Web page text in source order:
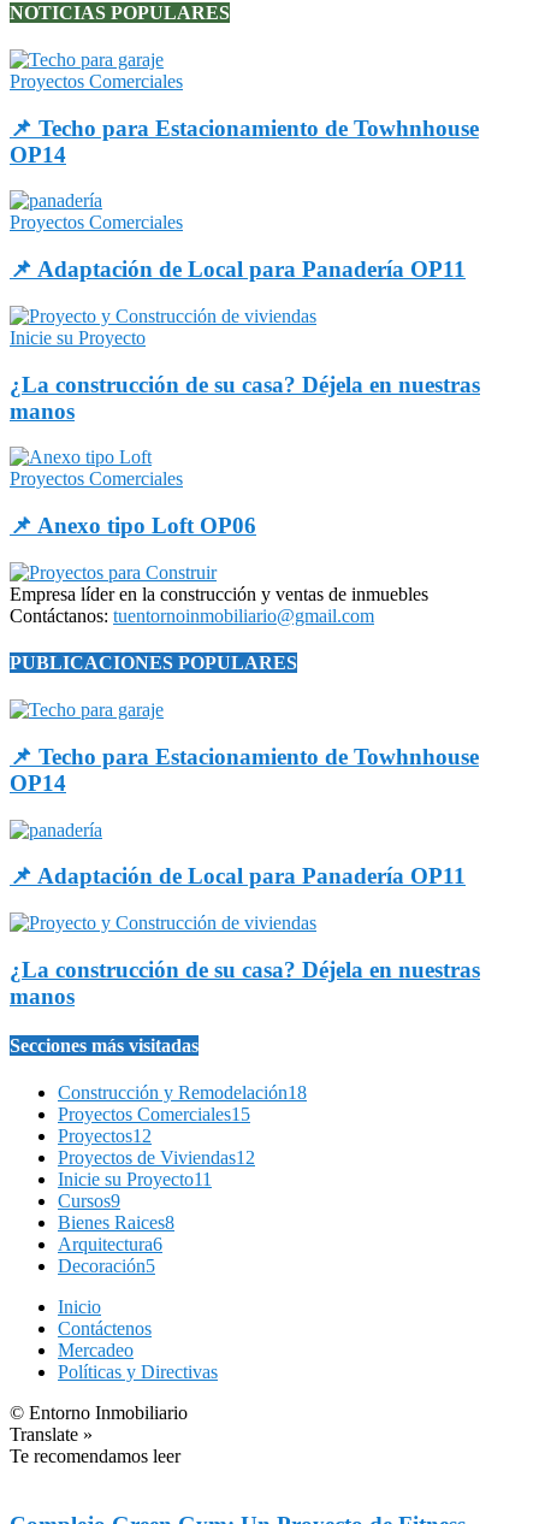
NOTICIAS POPULARES
Proyectos Comerciales
📌 Techo para Estacionamiento de Towhnhouse
OP14
Proyectos Comerciales
📌 Adaptación de Local para Panadería OP11
Inicie su Proyecto
¿La construcción de su casa? Déjela en nuestras
manos
Proyectos Comerciales
📌 Anexo tipo Loft OP06
Empresa líder en la construcción y ventas de inmuebles
Contáctanos: tuentornoinmobiliario@gmail.com
PUBLICACIONES POPULARES
📌 Techo para Estacionamiento de Towhnhouse
OP14
📌 Adaptación de Local para Panadería OP11
¿La construcción de su casa? Déjela en nuestras
manos
Secciones más visitadas
Construcción y Remodelación18
Proyectos Comerciales15
Proyectos12
Proyectos de Viviendas12
Inicie su Proyecto11
Cursos9
Bienes Raices8
Arquitectura6
Decoración5
Inicio
Contáctenos
Mercadeo
Políticas y Directivas
© Entorno Inmobiliario
Translate »
Te recomendamos leer